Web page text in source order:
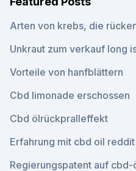
Arten von krebs, die
Unkraut zum verkauf long
Vorteile von hanfblättern
Cbd limonade erschossen
Cbd ölrückpralleffekt
Erfahrung mit cbd oil reddit
Regierungspatent auf cbd-